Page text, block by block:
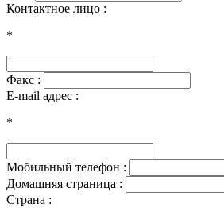
Контактное лицо :
*
Факс :
E-mail адрес :
*
Мобильный телефон :
Домашняя страница :
Страна :